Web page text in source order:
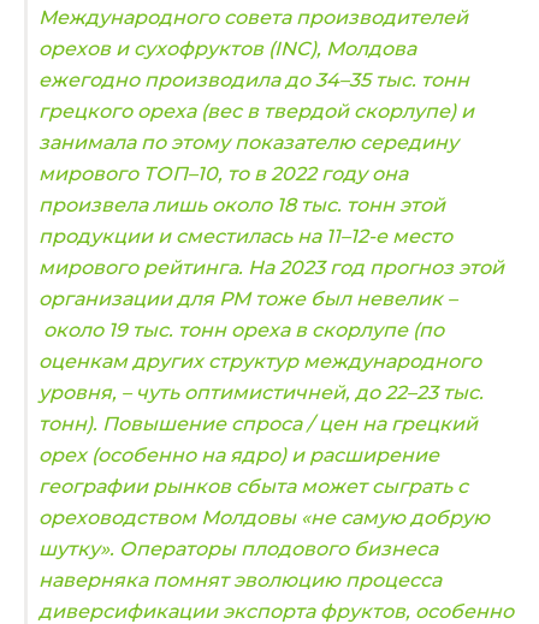
Международного совета производителей
орехов и сухофруктов (INC), Молдова
ежегодно производила до 34–35 тыс. тонн
грецкого ореха (вес в твердой скорлупе) и
занимала по этому показателю середину
мирового ТОП–10, то в 2022 году она
произвела лишь около 18 тыс. тонн этой
продукции и сместилась на 11–12-е место
мирового рейтинга. На 2023 год прогноз этой
организации для РМ тоже был невелик –
около 19 тыс. тонн ореха в скорлупе (по
оценкам других структур международного
уровня, – чуть оптимистичней, до 22–23 тыс.
тонн). Повышение спроса / цен на грецкий
орех (особенно на ядро) и расширение
географии рынков сбыта может сыграть с
ореховодством Молдовы «не самую добрую
шутку». Операторы плодового бизнеса
наверняка помнят эволюцию процесса
диверсификации экспорта фруктов, особенно